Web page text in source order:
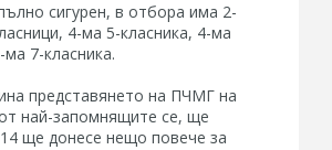
сигурен, в отбора има 2-
4-ма 5-класника, 4-ма
7-класника.
представянето на ПЧМГ на
най-запомнящите се, ще
ще донесе нещо повече за